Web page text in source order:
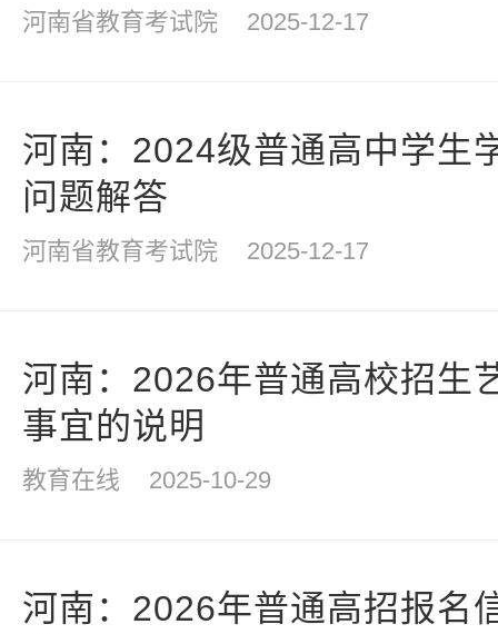
河南省教育考试院 2025-12-17
河南：2024级普通高中学生
问题解答
河南省教育考试院 2025-12-17
河南：2026年普通高校招生
事宜的说明
教育在线 2025-10-29
河南：2026年普通高招报名